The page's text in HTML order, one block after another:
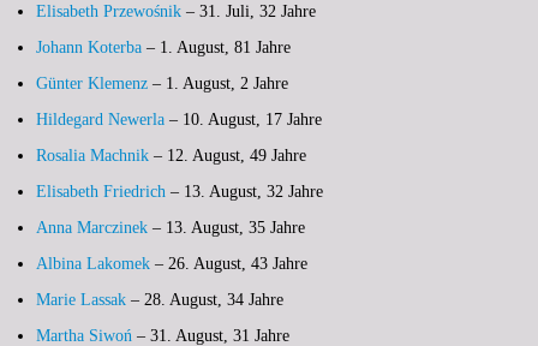
Elisabeth Przewośnik – 31. Juli, 32 Jahre
Johann Koterba – 1. August, 81 Jahre
Günter Klemenz – 1. August, 2 Jahre
Hildegard Newerla – 10. August, 17 Jahre
Rosalia Machnik – 12. August, 49 Jahre
Elisabeth Friedrich – 13. August, 32 Jahre
Anna Marczinek – 13. August, 35 Jahre
Albina Lakomek – 26. August, 43 Jahre
Marie Lassak – 28. August, 34 Jahre
Martha Siwoń – 31. August, 31 Jahre